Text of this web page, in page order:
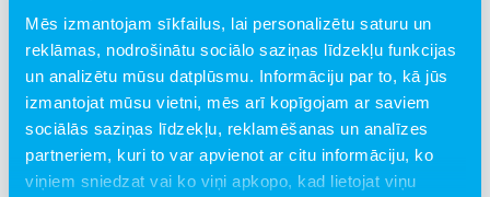
Mēs izmantojam sīkfailus, lai personalizētu saturu un
reklāmas, nodrošinātu sociālo saziņas līdzekļu funkcijas
un analizētu mūsu datplūsmu. Informāciju par to, kā jūs
izmantojat mūsu vietni, mēs arī kopīgojam ar saviem
sociālās saziņas līdzekļu, reklamēšanas un analīzes
partneriem, kuri to var apvienot ar citu informāciju, ko
viņiem sniedzat vai ko viņi apkopo, kad lietojat viņu